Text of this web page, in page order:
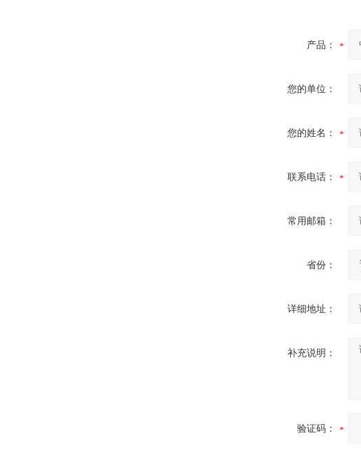
产品：
您的单位：
您的姓名：
联系电话：
常用邮箱：
省份：
详细地址：
补充说明：
验证码：